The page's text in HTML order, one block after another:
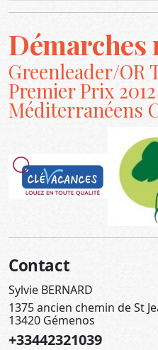
Démarches
Greenleader/OR
Premier Prix
Méditerranéens
Contact
Sylvie BERNARD
1375 ancien chemin de St
13420 Gémenos
+33442321039